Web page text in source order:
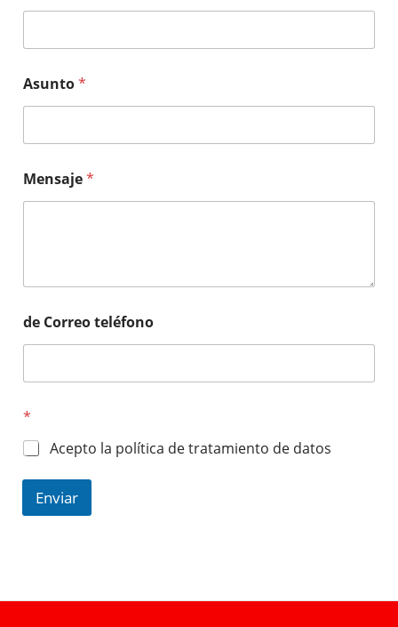
Asunto*
Mensaje*
de Correo teléfono
*
Acepto la política de tratamiento de datos
Enviar